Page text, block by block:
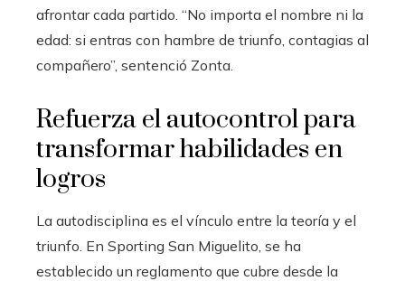
afrontar cada partido. “No importa el nombre ni la
edad: si entras con hambre de triunfo, contagias al
compañero”, sentenció Zonta.
Refuerza el autocontrol para
transformar habilidades en
logros
La autodisciplina es el vínculo entre la teoría y el
triunfo. En Sporting San Miguelito, se ha
establecido un reglamento que cubre desde la